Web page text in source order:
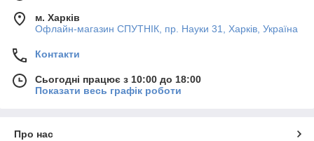
м. Харків
Офлайн-магазин СПУТНІК, пр. Науки 31, Харків, Україна
Контакти
Сьогодні працює з 10:00 до 18:00
Показати весь графік роботи
Про нас